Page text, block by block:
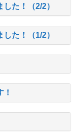
た！（2/2）
た！（1/2）